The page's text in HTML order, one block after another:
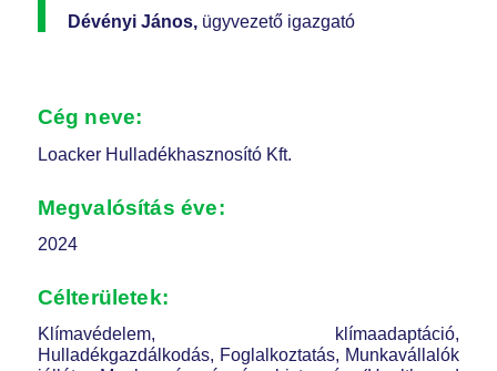
Dévényi János, ügyvezető igazgató
Cég neve:
Loacker Hulladékhasznosító Kft.
Megvalósítás éve:
2024
Célterületek:
Klímavédelem, klímaadaptáció,
Hulladékgazdálkodás, Foglalkoztatás, Munkavállalók